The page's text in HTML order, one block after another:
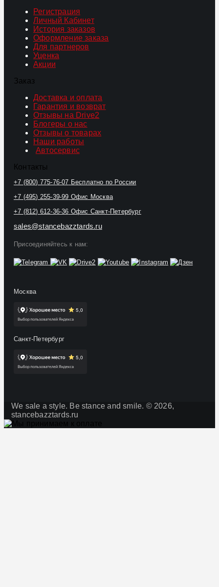
Регистрация
Личный Кабинет
История заказов
Оформление заказа
Для партнеров
Уценка
Акции
Заказ
Доставка и оплата
Гарантия и возврат
Отзывы на Drive2
Блогеры о нас
Отзывы о товарах
Наши работы
Автосервис
Контакты
+7 (800) 775-76-07 Бесплатно по России
+7 (495) 255-39-99 Офис Москва
+7 (812) 612-36-36 Офис Санкт-Петербург
sales@stancebazztards.ru
Присоединяйтесь к нам:
Москва
Санкт-Петербург
We sale a style. Be stance and smile. © 2026,
stancebazztards.ru